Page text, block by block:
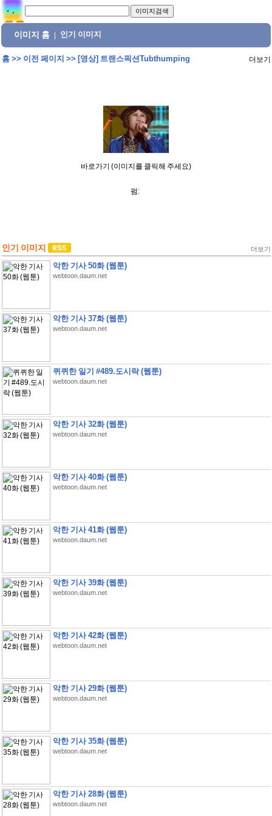
이미지 홈 인기 이미지
홈>> 이전 페이지 >> [영상] 트랜스픽션Tubthumping 더보기
바로가기 (이미지를 클릭해 주세요)
펌:
인기 이미지 더보기
악한 기사 50화 (웹툰)
webtoon.daum.net
악한 기사 37화 (웹툰)
webtoon.daum.net
퀴퀴한 일기 #489.도시락 (웹툰)
webtoon.daum.net
악한 기사 32화 (웹툰)
webtoon.daum.net
악한 기사 40화 (웹툰)
webtoon.daum.net
악한 기사 41화 (웹툰)
webtoon.daum.net
악한 기사 39화 (웹툰)
webtoon.daum.net
악한 기사 42화 (웹툰)
webtoon.daum.net
악한 기사 29화 (웹툰)
webtoon.daum.net
악한 기사 35화 (웹툰)
webtoon.daum.net
악한 기사 28화 (웹툰)
webtoon.daum.net